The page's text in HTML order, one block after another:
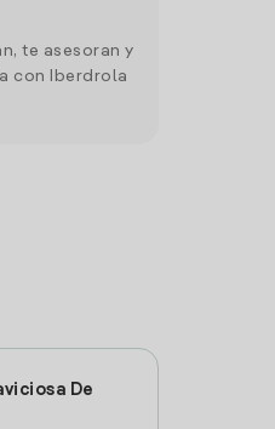
te asesoran y
con Iberdrola
De